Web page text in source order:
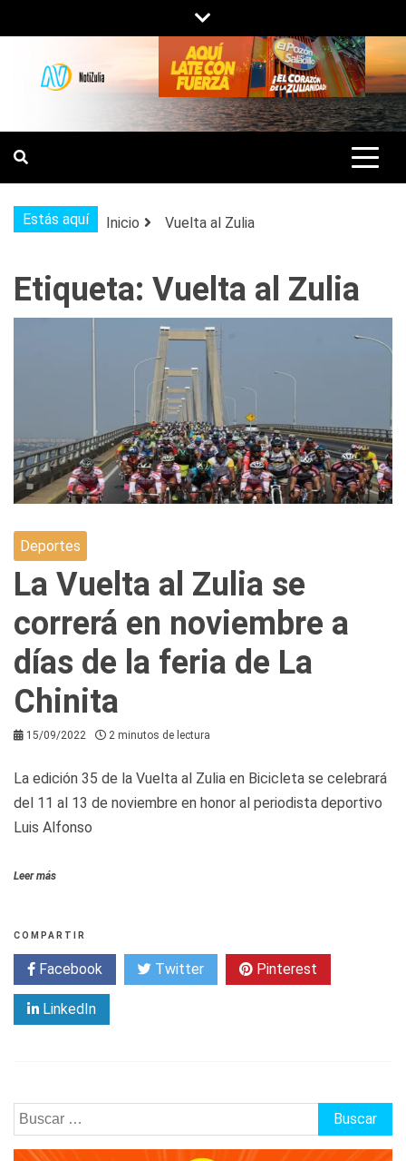
al
contenido
NOTIZULIA
NOTICIAS DEL ZULIA, VENEZUELA Y
DE INTERÉS GENERAL.
Estás aquí Inicio Vuelta al Zulia
Etiqueta: Vuelta al Zulia
Deportes
La Vuelta al Zulia se
correrá en noviembre a
días de la feria de La
Chinita
15/09/2022 2 minutos de lectura
La edición 35 de la Vuelta al Zulia en Bicicleta se celebrará
del 11 al 13 de noviembre en honor al periodista deportivo
Luis Alfonso
Leer más
COMPARTIR
Facebook Twitter Pinterest
LinkedIn
Buscar: